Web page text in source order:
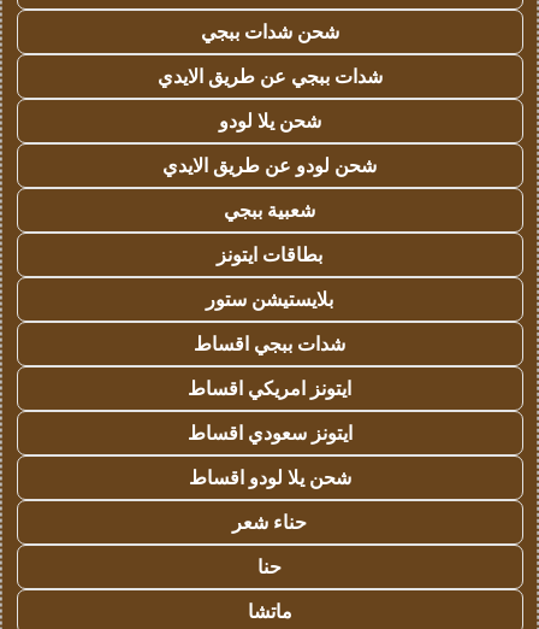
شحن شدات ببجي
شدات ببجي عن طريق الايدي
شحن يلا لودو
شحن لودو عن طريق الايدي
شعبية ببجي
بطاقات ايتونز
بلايستيشن ستور
شدات ببجي اقساط
ايتونز امريكي اقساط
ايتونز سعودي اقساط
شحن يلا لودو اقساط
حناء شعر
حنا
ماتشا